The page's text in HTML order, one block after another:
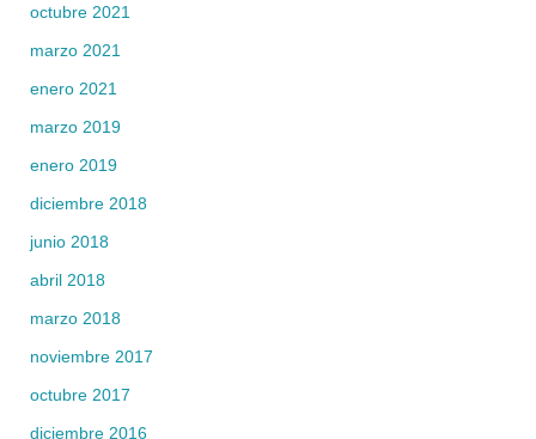
octubre 2021
marzo 2021
enero 2021
marzo 2019
enero 2019
diciembre 2018
junio 2018
abril 2018
marzo 2018
noviembre 2017
octubre 2017
diciembre 2016